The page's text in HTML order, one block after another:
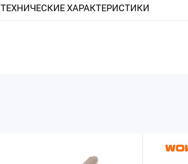
ТЕХНИЧЕСКИЕ ХАРАКТЕРИСТИКИ